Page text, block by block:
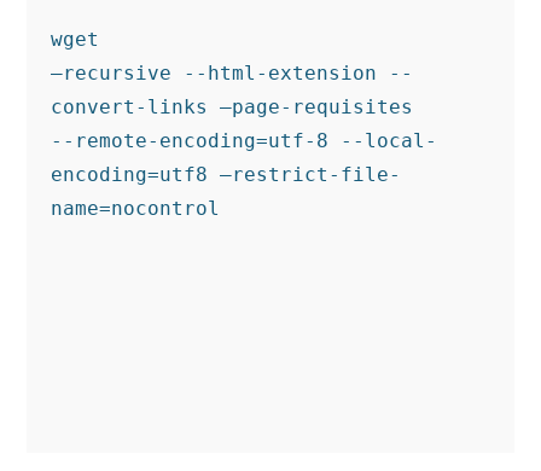
wget
—recursive --html-extension --
convert-links —page-requisites
--remote-encoding=utf-8 --local-
encoding=utf8 —restrict-file-